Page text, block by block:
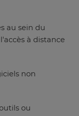
au sein du
à distance
non
ou